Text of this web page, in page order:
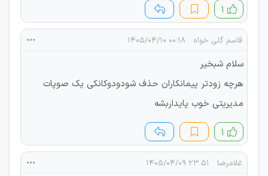
۱
قاسم گلی خواه ۰۰:۱۸ ۱۴۰۵/۰۴/۱۰
سلام شبخیر
هرچه زودتر پیمانکاران حذف شودودوکانکی یک صوپات
مدیریتی خوب پایداربشه
۱
غلامرضا ۲۳:۵۱ ۱۴۰۵/۰۴/۰۹